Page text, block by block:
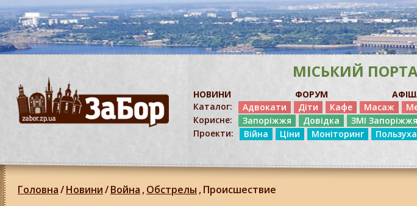
МІСЬКИЙ
НОВИНИ ФОРУМ
Каталог:
Адвокати Діти Кафе Масаж
Корисне:
Запоріжжя Довідка ЗМІ Запоріжжя
Проекти:
Війна Ціни Моніторинг Пользуха
Головна/Новини/Война ,Обстрелы ,Происшествие